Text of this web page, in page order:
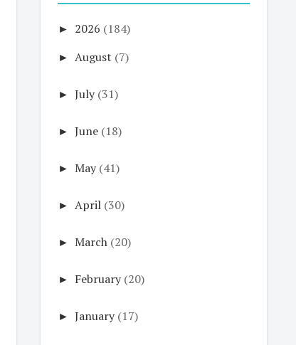
► 2026 (184)
► August (7)
► July (31)
► June (18)
► May (41)
► April (30)
► March (20)
► February (20)
► January (17)